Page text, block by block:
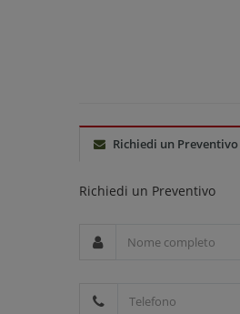
Richiedi un Preventivo
Richiedi un Preventivo